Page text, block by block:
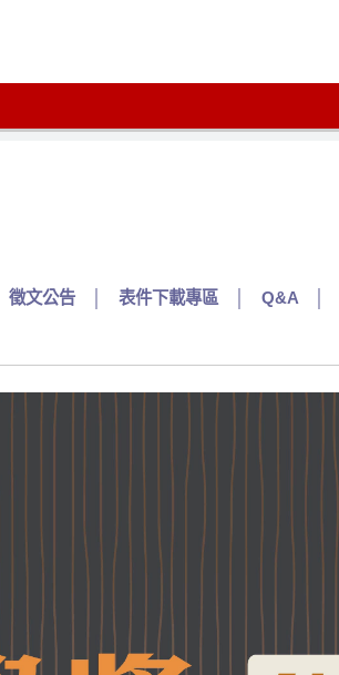
徵文公告│ 表件下載專區 Q&A│